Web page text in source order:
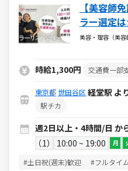
【美容師
ラー選定
ンク明けで
美容・理容（美容
時給1,300円 交通費一部
東京都 世田谷区 経堂駅 よ
駅チカ
週2日以上・4時間/日 か
1
10:00 ~ 19:00 月
#土日祝(週末)歓迎 #フルタイ